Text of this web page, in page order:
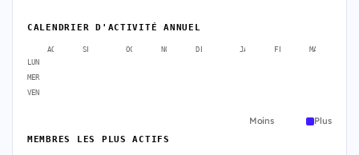
CALENDRIER D'ACTIVITÉ ANNUEL
AOÛT SEPT. OCT. NOV. DÉC. JANV. FÉVR. MARS
LUN
MER
VEN
Moins Plus
MEMBRES LES PLUS ACTIFS